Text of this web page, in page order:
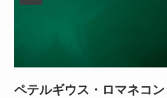
ペテルギウス・ロマネコン